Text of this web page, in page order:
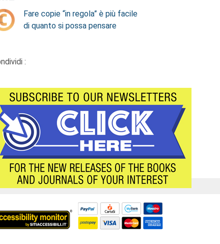
Fare copie “in regola” è più facile
di quanto si possa pensare
: